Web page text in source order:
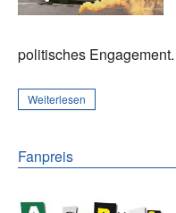
politisches Engagement.
Weiterlesen
Fanpreis